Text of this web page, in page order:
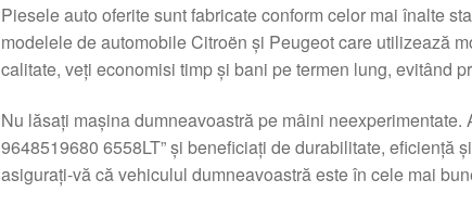
Piesele auto oferite sunt fabricate conform celor mai înalte
modelele de automobile Citroën și Peugeot care utilizează
calitate, veți economisi timp și bani pe termen lung, evitând
Nu lăsați mașina dumneavoastră pe mâini
9648519680 6558LT” și beneficiați de durabilitate, eficiență
asigurați-vă că vehiculul dumneavoastră este în cele mai